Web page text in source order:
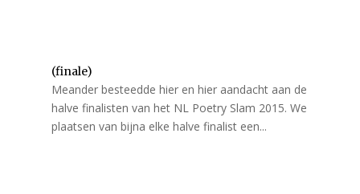
(finale)
Meander besteedde hier en hier aandacht aan de
halve finalisten van het NL Poetry Slam 2015. We
plaatsen van bijna elke halve finalist een...